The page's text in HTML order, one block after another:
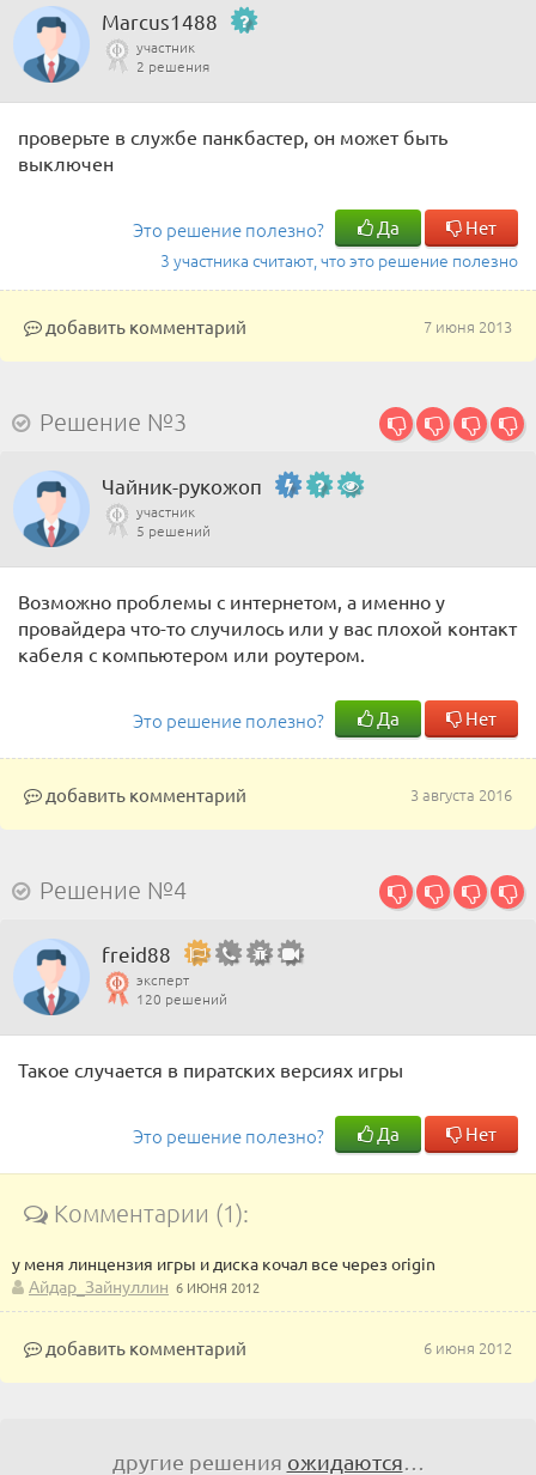
Marcus1488
участник
2 решения
проверьте в службе панкбастер, он может быть
выключен
Это решение полезно? Да Нет
3 участника считают, что это решение полезно
7 июня 2013
добавить комментарий
Решение №3
Чайник-рукожоп
участник
5 решений
Возможно проблемы с интернетом, а именно у
провайдера что-то случилось или у вас плохой контакт
кабеля с компьютером или роутером.
Это решение полезно? Да Нет
3 августа 2016
добавить комментарий
Решение №4
freid88
эксперт
120 решений
Такое случается в пиратских версиях игры
Это решение полезно? Да Нет
Комментарии (1):
у меня линцензия игры и диска кочал все через origin
Айдар_Зайнуллин 6 ИЮНЯ 2012
6 июня 2012
добавить комментарий
другие решения ожидаются